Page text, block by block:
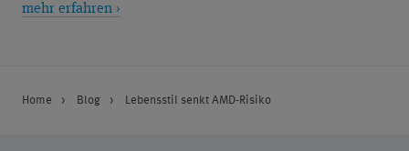
mehr erfahren ›
Home Blog Lebensstil senkt AMD-Risiko